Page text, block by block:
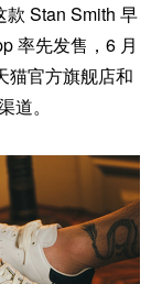
Stan Smith 早
率先发售，6 月
猫官方旗舰店和
。